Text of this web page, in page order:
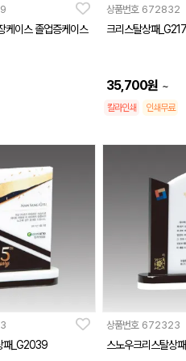
케이스 졸업증케이스
상품번호 672832
크리스탈상패
35,700원 ~
칼라인쇄 인쇄무료
패_G2039
상품번호 672323
스노우크리스탈상